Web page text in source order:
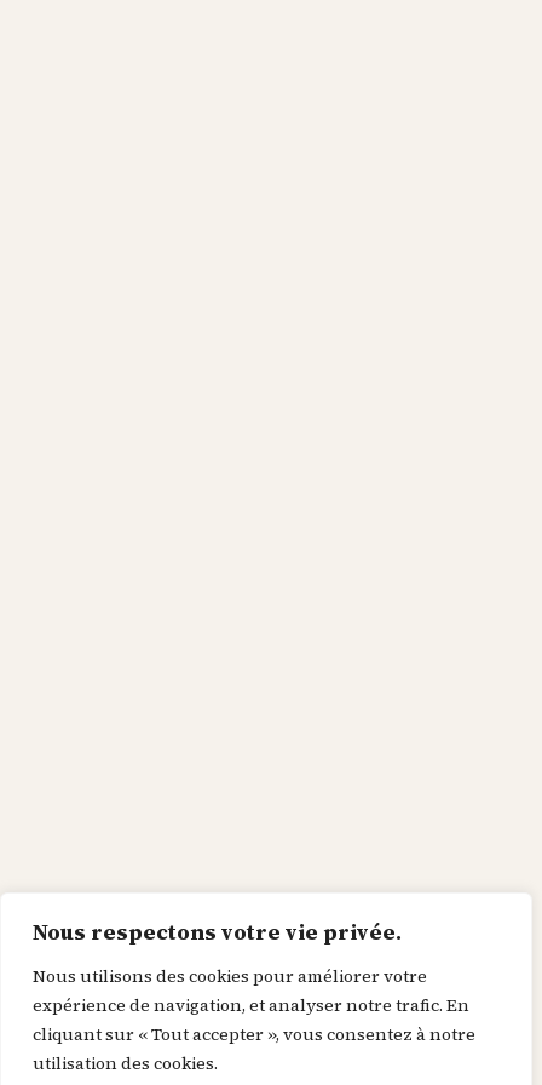
Nous respectons votre vie privée.
Nous utilisons des cookies pour améliorer votre
expérience de navigation, et analyser notre trafic. En
cliquant sur « Tout accepter », vous consentez à notre
utilisation des cookies.